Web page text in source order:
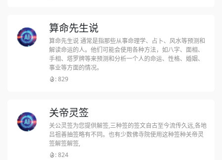
算命先生说
算命先生说 通常是指那些从事命理学、占卜、风水等预测和
解读命运的人。他们可能会使用各种方法，如八字、面相、
手相、塔罗牌等来预测和分析一个人的命运、性格、婚姻、
事业等方面的情况。
: 829
关帝灵签
关公灵签为您提供解签,三种签的签文自古至今流传久远,各地
吕祖善抽签略有不同。也有少数佛寺院使用这种签种关帝灵
签解签解签,
: 824